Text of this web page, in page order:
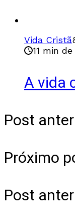
Vida Cristã
11 min
A vida
Post
Próximo
Post